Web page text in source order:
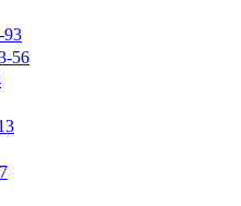
93
56